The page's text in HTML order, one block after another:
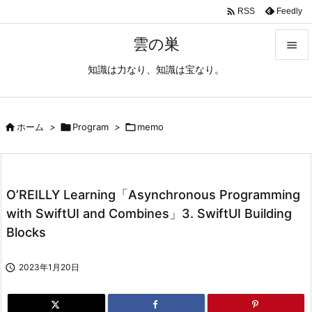
雲の巣
知識は力なり、知識は宝なり。

次へ

 RSS Feedly
ホーム > Program > memo
O’REILLY Learning「Asynchronous Programming
with SwiftUI and Combines」3. SwiftUI Building
Blocks
 2023年1月20日